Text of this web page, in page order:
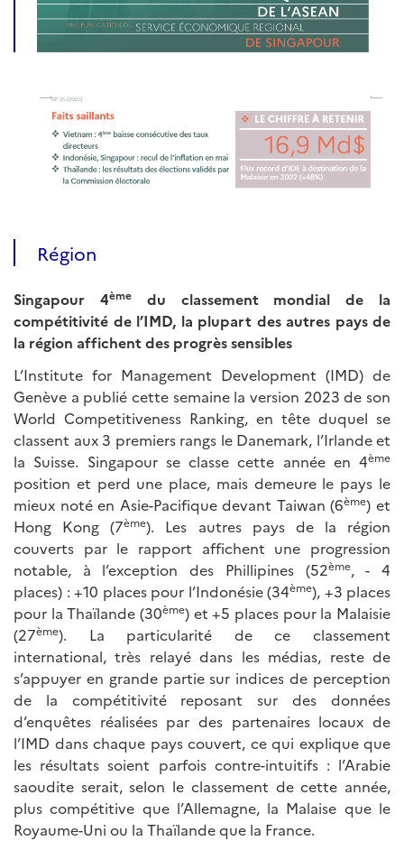
Région
Singapour 4èmedu classement mondial de la
compétitivité de l’IMD, la plupart des autres pays de
la région affichent des progrès sensibles
L’Institute for Management Development (IMD) de
Genève a publié cette semaine la version 2023 de son
World Competitiveness Ranking, en tête duquel se
classent aux 3 premiers rangs le Danemark, l’Irlande et
la Suisse. Singapour se classe cette année en 4ème
position et perd une place, mais demeure le pays le
mieux noté en Asie-Pacifique devant Taiwan (6ème) et
Hong Kong (7ème). Les autres pays de la région
couverts par le rapport affichent une progression
notable, à l’exception des Phillipines (52ème, - 4
places) : +10 places pour l’Indonésie (34ème), +3 places
pour la Thaïlande (30ème) et +5 places pour la Malaisie
(27ème). La particularité de ce classement
international, très relayé dans les médias, reste de
s’appuyer en grande partie sur indices de perception
de la compétitivité reposant sur des données
d’enquêtes réalisées par des partenaires locaux de
l’IMD dans chaque pays couvert, ce qui explique que
les résultats soient parfois contre-intuitifs : l’Arabie
saoudite serait, selon le classement de cette année,
plus compétitive que l’Allemagne, la Malaise que le
Royaume-Uni ou la Thaïlande que la France.